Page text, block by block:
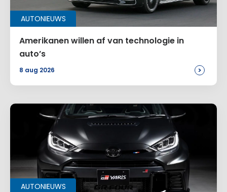
E-mail*
Site
Voeg een reactie toe
Alternative:
AUTONIEUWS
Amerikanen willen af van technologie in
auto’s
8 aug 2026 >
AUTONIEUWS